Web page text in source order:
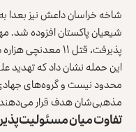
شاخه خراسان داعش نیز
شیعیان پاکستان افزوده شد.
پذیرفت، قتل۱۱ معدنچی
این حمله نشان داد که تهدید
محدود نیست و گروه‌های جهادی
مذهبی‌شان هدف قرار
تفاوت میان